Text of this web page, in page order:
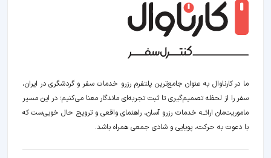
ما در کارناوال به عنوان جامع‌ترین پلتفرم رزرو خدمات سفر و گردشگری در ایران،
سفر را از لحظه‌ تصمیم‌گیری تا ثبت تجربه‌ای ماندگار معنا می‌کنیم؛ در این مسیر‍
ماموریت‌مان اراﺋــﻪ خدمات رزرو آسان، راهنمای واقعی و ترویج حال خوبی‌ست که
با دعوت به حرکت، پویایی و شادی جمعی همراه باشد.